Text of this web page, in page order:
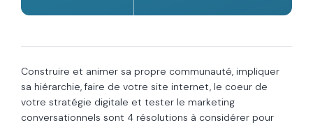
Construire et animer sa propre communauté, impliquer
sa hiérarchie, faire de votre site internet, le coeur de
votre stratégie digitale et tester le marketing
conversationnels sont 4 résolutions à considérer pour